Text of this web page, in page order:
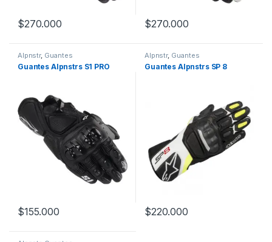
$270.000
Este producto tiene múltiples variantes. Las opciones se
$270.000
Este producto tiene múltiples
Alpnstr, Guantes
Guantes Alpnstrs S1 PRO
$155.000
Este producto tiene múltiples variantes. Las opciones se
Alpnstr, Guantes
Guantes Alpnstrs SP 8
$220.000
Este producto tiene múltiples